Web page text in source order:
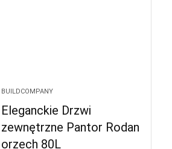
BUILDCOMPANY
Eleganckie Drzwi
zewnętrzne Pantor Rodan
orzech 80L